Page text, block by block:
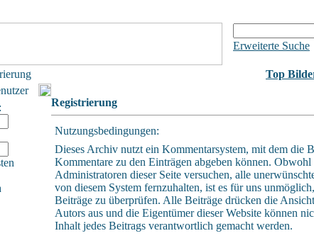
Erweiterte Suche
Top
Registrierung
Nutzungsbedingungen:
Dieses Archiv nutzt ein Kommentarsystem, mit dem die
Kommentare zu den Einträgen abgeben können. Obwohl
Administratoren dieser Seite versuchen, alle
von diesem System fernzuhalten, ist es für uns
Beiträge zu überprüfen. Alle Beiträge drücken die
Autors aus und die Eigentümer dieser Website können
Inhalt jedes Beitrags verantwortlich gemacht werden.